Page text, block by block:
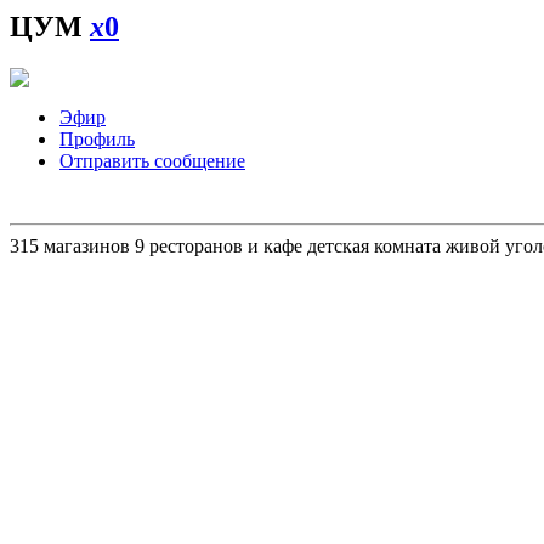
ЦУМ x0
Эфир
Профиль
Отправить сообщение
315 магазинов 9 ресторанов и кафе детская комната живой